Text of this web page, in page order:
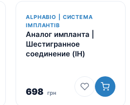
ALPHABIO | СИСТЕМА
ІМПЛАНТІВ
Аналог импланта |
Шестигранное
соединение (IH)
698 грн